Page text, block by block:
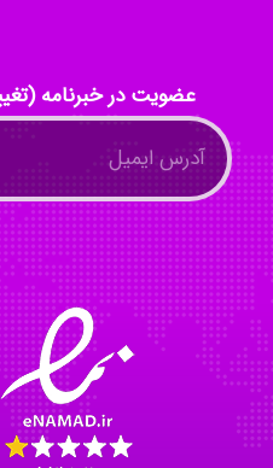
عضویت در خبرنامه